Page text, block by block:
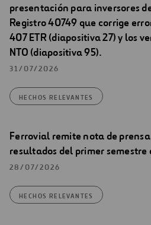
presentación para inversores
Registro 40749 que corrige
407 ETR (diapositiva 27) y los
NTO (diapositiva 95).
31/07/2026
HECHOS RELEVANTES
Ferrovial remite nota de
resultados del primer semestre
28/07/2026
HECHOS RELEVANTES